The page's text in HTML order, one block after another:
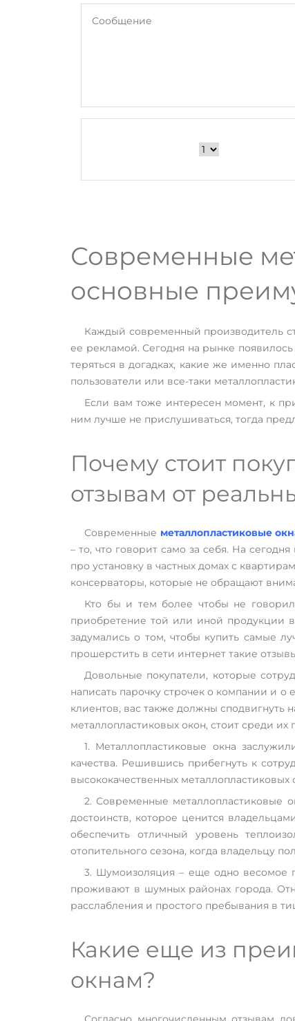
Современные
основные
Каждый современный производитель
ее рекламой. Сегодня на рынке
теряться в догадках, какие же именно
пользователи или все-таки
Если вам тоже интересен момент, к
ним лучше не прислушиваться, тогда
Почему стоит
отзывам от
Современные металлопластиковые
– то, что говорит само за себя. На
про установку в частных домах с
консерваторы, которые не обращают
Кто бы и тем более чтобы не
приобретение той или иной продукции
задумались о том, чтобы купить самые
прошерстить в сети интернет такие
Довольные покупатели, которые
написать парочку строчек о компании и
клиентов, вас также должны сподвигнуть
металлопластиковых окон, стоит среди
1. Металлопластиковые окна
качества. Решившись прибегнуть к
высококачественных металлопластиковых
2. Современные металлопластиковые
достоинств, которое ценится
обеспечить отличный уровень
отопительного сезона, когда владельцу
3. Шумоизоляция – еще одно весомое
проживают в шумных районах города.
расслабления и простого пребывания в
Какие еще из
окнам?